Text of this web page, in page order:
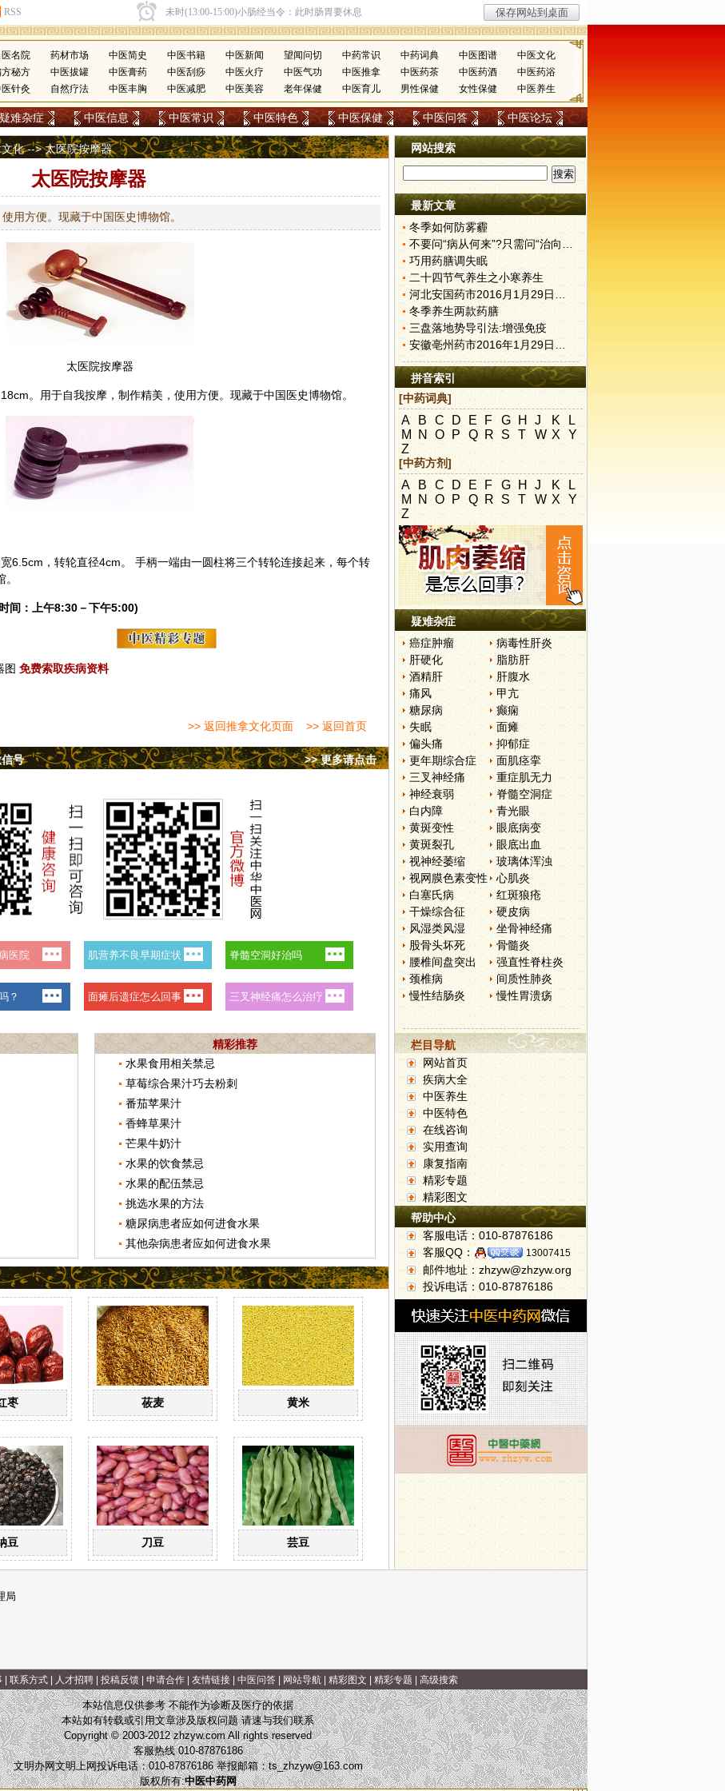
名院 药材市场 中医简史 中医书籍 中医新闻 望闻问切 中药常识 中药词典 中医图谱
中医文化
秘方
中医拔罐 中医膏药 中医刮痧 中医火疗 中医气功 中医推拿 中医药茶 中医药酒
中医药浴
针灸
自然疗法 中医丰胸 中医减肥 中医美容 老年保健 中医育儿 男性保健 女性保健 中医养生
疑难杂症 中医信息 中医常识 中医特色 中医保健 中医问答 中医论坛
化--> 太医院按摩器
太医院按摩器
用方便。现藏于中国医史博物馆。
太医院按摩器
。用于自我按摩，制作精美，使用方便。现藏于中国医史博物馆。
6.5cm，转轮直径4cm。 手柄一端由一圆柱将三个转轮连接起来，每个转
间：上午8:30－下午5:00)
图 免费索取疾病资料
>> 返回推拿文化页面 >> 返回首页
>> 更多请点击
号
精彩推荐
水果食用相关禁忌
草莓综合果汁巧去粉刺
番茄苹果汁
香蜂草果汁
芒果牛奶汁
水果的饮食禁忌
水果的配伍禁忌
挑选水果的方法
糖尿病患者应如何进食水果
其他杂病患者应如何进食水果
枣 莜麦 黄米
豆 刀豆 芸豆
网站搜索
最新文章
冬季如何防雾霾
不要问“病从何来”?只需问“治向何去”?
巧用药膳调失眠
二十四节气养生之小寒养生
河北安国药市2016月1月29日快讯
冬季养生两款药膳
三盘落地势导引法:增强免疫
安徽亳州药市2016年1月29日快讯
拼音索引
[中药词典]
A B C D E F G H J K
L
M N O P Q R S T W X
Y
Z
[中药方剂]
A B C D E F G H J K
L
M N O P Q R S T W X
Y
Z
疑难杂症
癌症肿瘤
病毒性肝炎
肝硬化
脂肪肝
酒精肝
肝腹水
痛风
甲亢
糖尿病
癫痫
失眠
面瘫
偏头痛
抑郁症
更年期综合症
面肌痉挛
三叉神经痛
重症肌无力
神经衰弱
脊髓空洞症
白内障
青光眼
黄斑变性
眼底病变
黄斑裂孔
眼底出血
视神经萎缩
玻璃体浑浊
视网膜色素变性
心肌炎
白塞氏病
红斑狼疮
干燥综合征
硬皮病
风湿类风湿
坐骨神经痛
股骨头坏死
骨髓炎
腰椎间盘突出
强直性脊柱炎
颈椎病
间质性肺炎
慢性结肠炎
慢性胃溃疡
栏目导航
网站首页
疾病大全
中医养生
中医特色
在线咨询
实用查询
康复指南
精彩专题
精彩图文
帮助中心
客服电话：010-87876186
客服QQ：
13007415
邮件地址：zhzyw@zhzyw.org
投诉电话：010-87876186
局
| 联系方式| 人才招聘| 投稿反馈| 申请合作| 友情链接| 中医问答| 网站导航| 精彩图文 精彩专题 高级搜索
本站信息仅供参考 不能作为诊断及医疗的依据
本站如有转载或引用文章涉及版权问题 请速与我们联系
Copyright © 2003-2012 zhzyw.com All rights reserved
客服热线 010-87876186
文明办网文明上网投诉电话：010-87876186 举报邮箱：ts_zhzyw@163.com
版权所有:中医中药网